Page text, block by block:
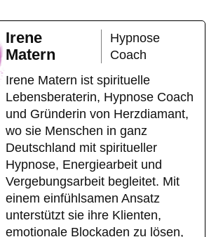
Irene
Matern
Hypnose
Coach
Irene Matern ist spirituelle
Lebensberaterin, Hypnose Coach
und Gründerin von Herzdiamant,
wo sie Menschen in ganz
Deutschland mit spiritueller
Hypnose, Energiearbeit und
Vergebungsarbeit begleitet. Mit
einem einfühlsamen Ansatz
unterstützt sie ihre Klienten,
emotionale Blockaden zu lösen,